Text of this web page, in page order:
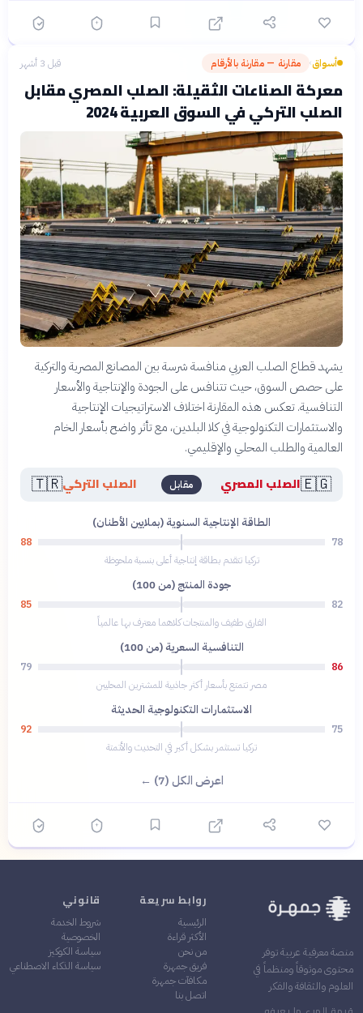
أسواق› مقارنة — مقارنة بالأرقام قبل 3 أشهر
معركة الصناعات الثقيلة: الصلب المصري مقابل
الصلب التركي في السوق العربية 2024
يشهد قطاع الصلب العربي منافسة شرسة بين المصانع المصرية والتركية
على حصص السوق، حيث تتنافس على الجودة والإنتاجية والأسعار
التنافسية. تعكس هذه المقارنة اختلاف الاستراتيجيات الإنتاجية
والاستثمارات التكنولوجية في كلا البلدين، مع تأثر واضح بأسعار الخام
العالمية والطلب المحلي والإقليمي.
🇪🇬الصلب المصري مقابل الصلب التركي🇹🇷
الطاقة الإنتاجية السنوية (بملايين الأطنان)
78
88
تركيا تتقدم بطاقة إنتاجية أعلى بنسبة ملحوظة
جودة المنتج (من 100)
82
85
الفارق طفيف والمنتجات كلاهما معترف بها عالمياً
التنافسية السعرية (من 100)
86
79
مصر تتمتع بأسعار أكثر جاذبية للمشترين المحليين
الاستثمارات التكنولوجية الحديثة
75
92
تركيا تستثمر بشكل أكبر في التحديث والأتمتة
اعرض الكل (7) ←
منصة معرفية عربية توفر
محتوى موثوقاً ومنظماً في
العلوم والثقافة والفكر
روابط سريعة
الرئيسية
الأكثر قراءة
من نحن
فريق جمهرة
مكافآت جمهرة
اتصل بنا
قانوني
شروط الخدمة
الخصوصية
سياسة الكوكيز
سياسة الذكاء الاصطناعي